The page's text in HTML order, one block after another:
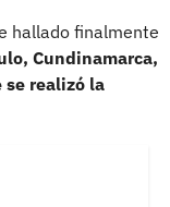
hallado finalmente
Cundinamarca,
se realizó la